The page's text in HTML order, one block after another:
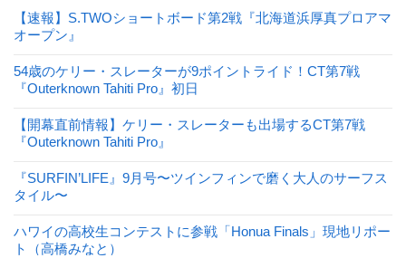
【速報】S.TWOショートボード第2戦『北海道浜厚真プロアマ
オープン』
54歳のケリー・スレーターが9ポイントライド！CT第7戦
『Outerknown Tahiti Pro』初日
【開幕直前情報】ケリー・スレーターも出場するCT第7戦
『Outerknown Tahiti Pro』
『SURFIN’LIFE』9月号〜ツインフィンで磨く大人のサーフス
タイル〜
ハワイの高校生コンテストに参戦「Honua Finals」現地リポー
ト（高橋みなと）